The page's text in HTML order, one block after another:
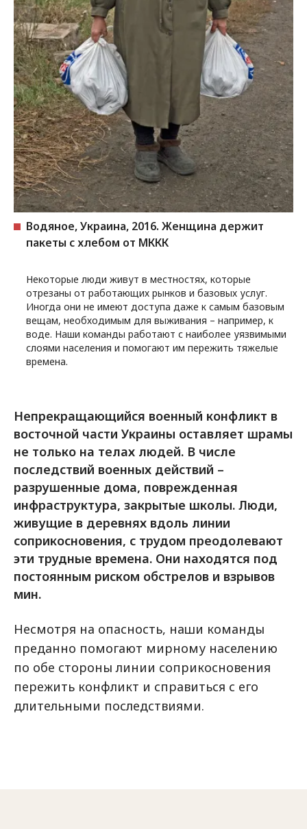
Водяное, Украина, 2016. Женщина держит
пакеты с хлебом от МККК
Некоторые люди живут в местностях, которые
отрезаны от работающих рынков и базовых услуг.
Иногда они не имеют доступа даже к самым базовым
вещам, необходимым для выживания – например, к
воде. Наши команды работают с наиболее уязвимыми
слоями населения и помогают им пережить тяжелые
времена.
Непрекращающийся военный конфликт в
восточной части Украины оставляет шрамы
не только на телах людей. В числе
последствий военных действий –
разрушенные дома, поврежденная
инфраструктура, закрытые школы. Люди,
живущие в деревнях вдоль линии
соприкосновения, с трудом преодолевают
эти трудные времена. Они находятся под
постоянным риском обстрелов и взрывов
мин.
Несмотря на опасность, наши команды
преданно помогают мирному населению
по обе стороны линии соприкосновения
пережить конфликт и справиться с его
длительными последствиями.